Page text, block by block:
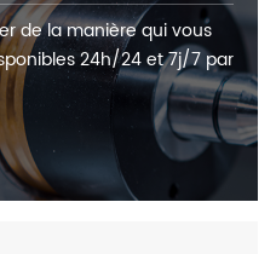
de la manière qui vous
24h/24 et 7j/7 par